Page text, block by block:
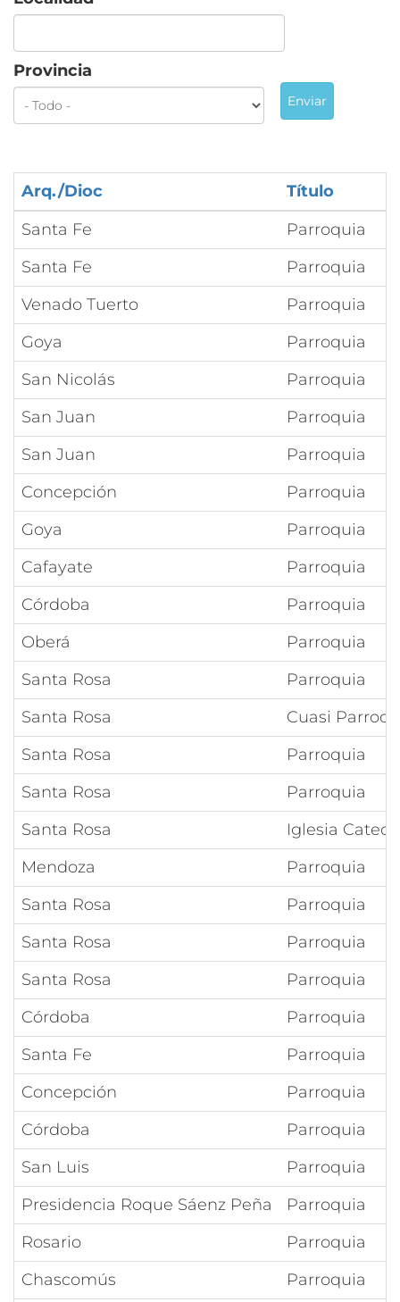
Provincia
Enviar
Arq./Dioc
Título
Santa Fe
Parroquia
Santa Fe
Parroquia
Venado Tuerto
Parroquia
Goya
Parroquia
San Nicolás
Parroquia
San Juan
Parroquia
San Juan
Parroquia
Concepción
Parroquia
Goya
Parroquia
Cafayate
Parroquia
Córdoba
Parroquia
Oberá
Parroquia
Santa Rosa
Parroquia
Santa Rosa
Cuasi
Santa Rosa
Parroquia
Santa Rosa
Parroquia
Santa Rosa
Iglesia
Mendoza
Parroquia
Santa Rosa
Parroquia
Santa Rosa
Parroquia
Santa Rosa
Parroquia
Córdoba
Parroquia
Santa Fe
Parroquia
Concepción
Parroquia
Córdoba
Parroquia
San Luis
Parroquia
Presidencia Roque Sáenz Peña
Parroquia
Rosario
Parroquia
Chascomús
Parroquia